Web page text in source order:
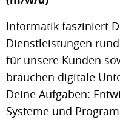
Informatik fasziniert
Dienstleistungen
für unsere Kunden
brauchen digitale
Deine Aufgaben:
Systeme und